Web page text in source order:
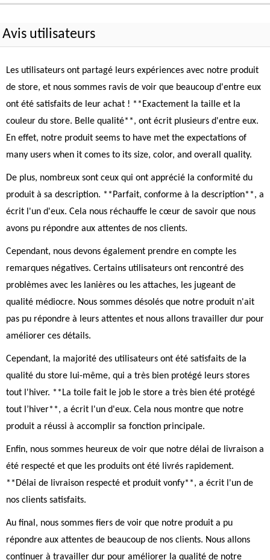
Avis utilisateurs
Les utilisateurs ont partagé leurs expériences avec notre produit
de store, et nous sommes ravis de voir que beaucoup d'entre eux
ont été satisfaits de leur achat ! **Exactement la taille et la
couleur du store. Belle qualité**, ont écrit plusieurs d'entre eux.
En effet, notre produit seems to have met the expectations of
many users when it comes to its size, color, and overall quality.
De plus, nombreux sont ceux qui ont apprécié la conformité du
produit à sa description. **Parfait, conforme à la description**, a
écrit l'un d'eux. Cela nous réchauffe le cœur de savoir que nous
avons pu répondre aux attentes de nos clients.
Cependant, nous devons également prendre en compte les
remarques négatives. Certains utilisateurs ont rencontré des
problèmes avec les lanières ou les attaches, les jugeant de
qualité médiocre. Nous sommes désolés que notre produit n'ait
pas pu répondre à leurs attentes et nous allons travailler dur pour
améliorer ces détails.
Cependant, la majorité des utilisateurs ont été satisfaits de la
qualité du store lui-même, qui a très bien protégé leurs stores
tout l'hiver. **La toile fait le job le store a très bien été protégé
tout l’hiver**, a écrit l'un d'eux. Cela nous montre que notre
produit a réussi à accomplir sa fonction principale.
Enfin, nous sommes heureux de voir que notre délai de livraison a
été respecté et que les produits ont été livrés rapidement.
**Délai de livraison respecté et produit vonfy**, a écrit l'un de
nos clients satisfaits.
Au final, nous sommes fiers de voir que notre produit a pu
répondre aux attentes de beaucoup de nos clients. Nous allons
continuer à travailler dur pour améliorer la qualité de notre